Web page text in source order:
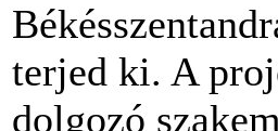
terjed ki. A
dolgozó